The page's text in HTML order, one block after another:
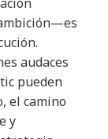
audaces
pueden
el camino
y